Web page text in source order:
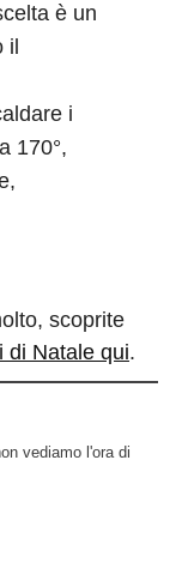
è un
i
170°,
scoprite
di Natale qui.
vediamo l'ora di